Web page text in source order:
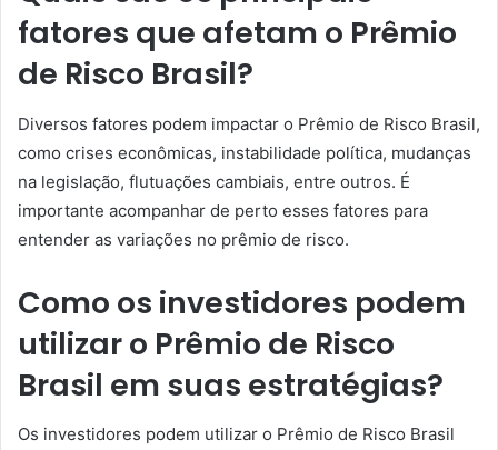
fatores que afetam o Prêmio
de Risco Brasil?
Diversos fatores podem impactar o Prêmio de Risco Brasil,
como crises econômicas, instabilidade política, mudanças
na legislação, flutuações cambiais, entre outros. É
importante acompanhar de perto esses fatores para
entender as variações no prêmio de risco.
Como os investidores podem
utilizar o Prêmio de Risco
Brasil em suas estratégias?
Os investidores podem utilizar o Prêmio de Risco Brasil